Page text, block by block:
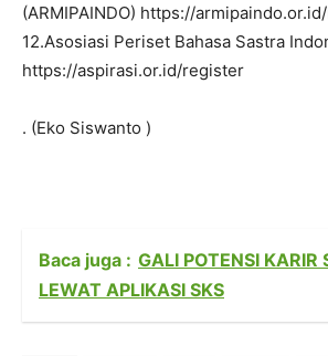
(ARMIPAINDO) https://
12.Asosiasi Periset Bahasa Sastra
https://aspirasi.or.id/register
. (Eko Siswanto )
Baca juga : GALI POTENSI KARIR
LEWAT APLIKASI SKS